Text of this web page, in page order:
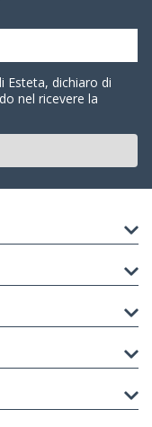
Esteta, dichiaro di
nel ricevere la